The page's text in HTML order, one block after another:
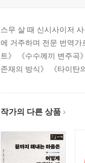
스무 살 때 신시사이저
에 거주하며 전문 번역
트》 《수수께끼 변주곡
존재의 방식》 《타이탄
작가의 다른 상품